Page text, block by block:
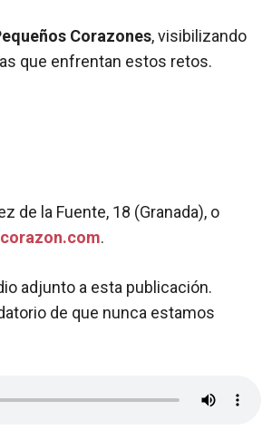
Corazones, visibilizando
que enfrentan estos retos.
de la Fuente, 18 (Granada), o
.
adjunto a esta publicación.
de que nunca estamos